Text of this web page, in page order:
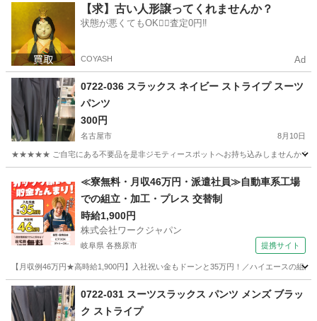
スーツ トップバリュ
【求】古い人形譲ってくれませんか？
状態が悪くてもOK🙆‍♀️査定0円‼️
COYASH Ad
0722-036 スラックス ネイビー ストライプ スーツ
パンツ
300円
名古屋市 8月10日
★★★★★ ご自宅にある不要品を是非ジモティースポットへお持ち込みしませんか？
スーツ 現地
≪寮無料・月収46万円・派遣社員≫自動車系工場
での組立・加工・プレス 交替制
時給1,900円
株式会社ワークジャパン
岐阜県 各務原市 提携サイト
【月収例46万円★高時給1,900円】入社祝い金もドーンと35万円！／ハイエースの組
岐阜 各務原市 0722-031 スーツスラックス パンツ メンズ ブラッ
ク ストライプ